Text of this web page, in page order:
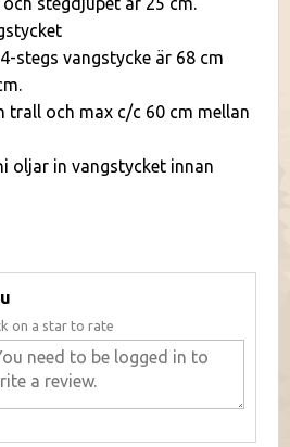
stegs vangstycke är 68 cm
trall och max c/c 60 cm mellan
oljar in vangstycket innan
on a star to rate